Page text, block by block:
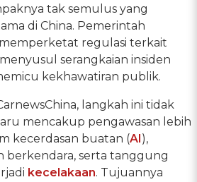
tak semulus yang
di China. Pemerintah
regulasi terkait
serangkaian insiden
kekhawatiran publik.
langkah ini tidak
mencakup pengawasan lebih
kecerdasan buatan (AI),
berkendara, serta tanggung
kecelakaan. Tujuannya